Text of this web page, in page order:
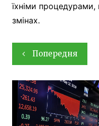
їхніми
змінах.
Навігація
записів
Попередня